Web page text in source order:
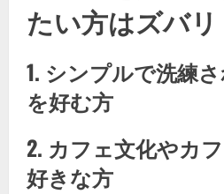
たい方はズバリ
1. シンプルで洗練
を好む方
2. カフェ文化やカ
好きな方